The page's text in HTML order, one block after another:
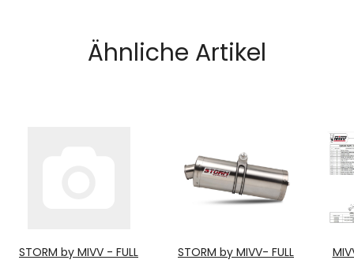
Ähnliche Artikel
STORM by MIVV - FULL
STORM by MIVV- FULL